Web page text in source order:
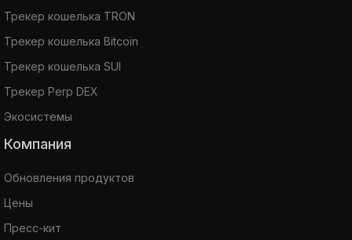
Трекер кошелька TRON
Трекер кошелька Bitcoin
Трекер кошелька SUI
Трекер Perp DEX
Экосистемы
Компания
Обновления продуктов
Цены
Пресс-кит